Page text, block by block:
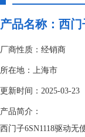
产品名称： 西门
厂商性质：经销商
所在地：上海市
更新时间：2025-03-23
产品简介：
西门子6SN1118驱动